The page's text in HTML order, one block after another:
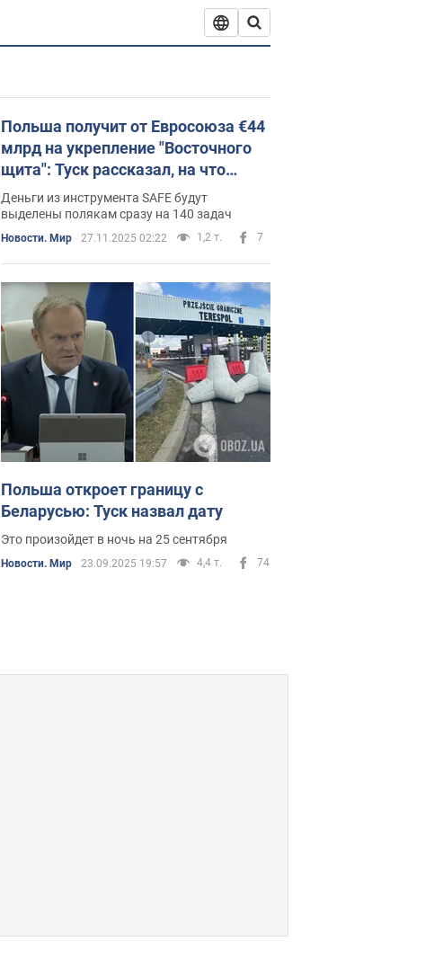
Польша получит от Евросоюза €44
млрд на укрепление "Восточного
щита": Туск рассказал, на что
пойдут деньги
Деньги из инструмента SAFE будут
выделены полякам сразу на 140 задач
Новости. Мир 27.11.2025 02:22 1,2 т. 7
Польша откроет границу с
Беларусью: Туск назвал дату
Это произойдет в ночь на 25 сентября
Новости. Мир 23.09.2025 19:57 4,4 т. 74